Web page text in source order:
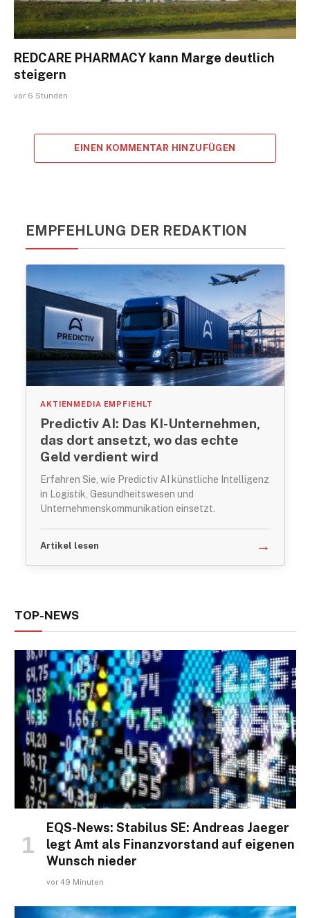
REDCARE PHARMACY kann Marge deutlich
steigern
vor 6 Stunden
EINEN KOMMENTAR HINZUFÜGEN
EMPFEHLUNG DER REDAKTION
AKTIENMEDIA EMPFIEHLT
Predictiv AI: Das KI-Unternehmen,
das dort ansetzt, wo das echte
Geld verdient wird
Erfahren Sie, wie Predictiv AI künstliche Intelligenz
in Logistik, Gesundheitswesen und
Unternehmenskommunikation einsetzt.
Artikel lesen →
TOP-NEWS
EQS-News: Stabilus SE: Andreas Jaeger
legt Amt als Finanzvorstand auf eigenen
Wunsch nieder
vor 49 Minuten